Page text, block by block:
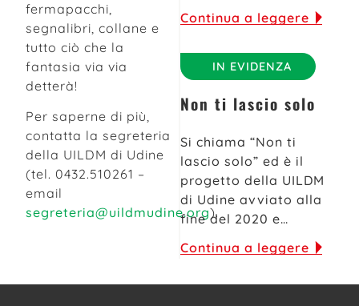
fermapacchi,
segnalibri, collane e
tutto ciò che la
fantasia via via
detterà!
Per saperne di più,
contatta la segreteria
della UILDM di Udine
(tel. 0432.510261 –
email
segreteria@uildmudine.org).
Continua a leggere
IN EVIDENZA
Non ti lascio solo
Si chiama “Non ti
lascio solo” ed è il
progetto della UILDM
di Udine avviato alla
fine del 2020 e…
Continua a leggere